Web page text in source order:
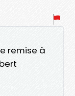
remise à